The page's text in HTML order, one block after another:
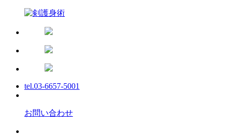
tel.03-6657-5001
お問い合わせ